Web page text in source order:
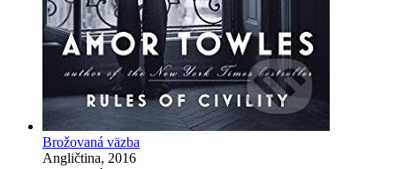
Brožovaná väzba
Angličtina, 2016